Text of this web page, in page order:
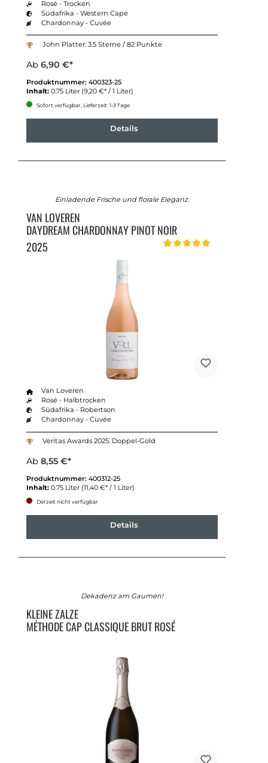
Rosé - Trocken
Südafrika - Western Cape
Chardonnay - Cuvée
John Platter: 3.5 Sterne / 82 Punkte
Ab 6,90 €*
Produktnummer: 400323-25
Inhalt: 0.75 Liter (9,20 €* / 1 Liter)
Sofort verfügbar, Lieferzeit: 1-3 Tage
Details
Einladende Frische und florale Eleganz.
VAN LOVEREN
DAYDREAM CHARDONNAY PINOT NOIR
2025
Van Loveren
Rosé - Halbtrocken
Südafrika - Robertson
Chardonnay - Cuvée
Veritas Awards 2025: Doppel-Gold
Ab 8,55 €*
Produktnummer: 400312-25
Inhalt: 0.75 Liter (11,40 €* / 1 Liter)
Derzeit nicht verfügbar
Details
Dekadenz am Gaumen!
KLEINE ZALZE
MÉTHODE CAP CLASSIQUE BRUT ROSÉ